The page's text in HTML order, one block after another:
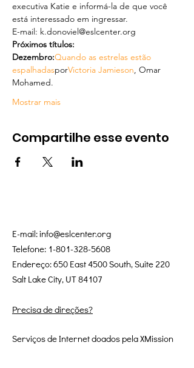
executiva Katie e informá-la de que você
está interessado em ingressar.
E-mail: k.donoviel@eslcenter.org
Próximos títulos:
Dezembro:Quando as estrelas estão
espalhadasporVictoria Jamieson, Omar
Mohamed.
Mostrar mais
Compartilhe esse evento
E-mail:info@eslcenter.org
Telefone: 1-801-328-5608
Endereço: 650 East 4500 South, Suite 220
Salt Lake City, UT 84107
Precisa de direções?
Serviços de Internet doados pela XMission